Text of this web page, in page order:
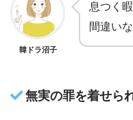
韓ドラ沼子
息つく
間違い
無実の罪を着せら